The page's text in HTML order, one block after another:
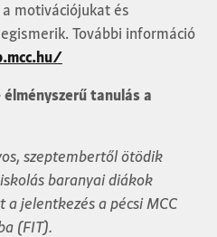
motivációjukat és
További információ
tanulás a
szeptembertől ötödik
baranyai diákok
jelentkezés a pécsi MCC
(FIT).